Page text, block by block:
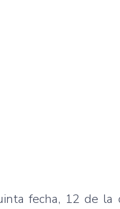
fecha, 12 de la